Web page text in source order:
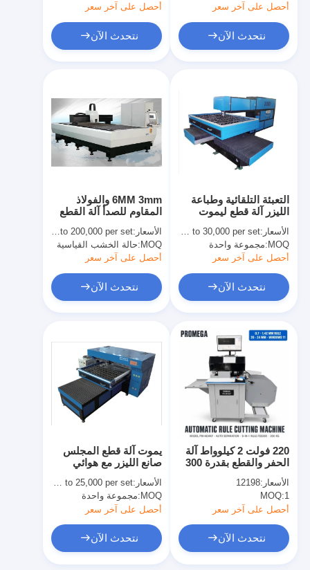
صناعيّ يرقّق آلة
آلة الطباعة التلقائية
وظيفة الصحافة المعدات
مستهلكات أخرى
آلة الوسم الليزر
آلة التغليف التلقائية
أحصل على آخر سعر
نتحدث الآن
أحصل على آخر سعر
نتحدث الآن
6MM 3mm والفولاذ
المقاوم للصدأ آلة القطع
لكرافت هدايا / أنابيب
الأسعار:USD 100,000 to 200,000 per set
MOQ: حالة الخشب القياسية
أحصل على آخر سعر
نتحدث الآن
التعبئة التلقائية وطباعة
الليزر آلة قطع ليموت
الأسعار:USD 25,000 to 30,000 per set
MOQ: مجموعة واحدة
أحصل على آخر سعر
نتحدث الآن
يموت آلة قطع المجلس
صانع الليزر مع هوائي
الشظية واللوحة العلوية
جهاز المتداول
الأسعار:USD 20,000 to 25,000 per set
MOQ: مجموعة واحدة
أحصل على آخر سعر
نتحدث الآن
220 فولت 2 كيلوواط آلة
الحفر والقطع بقدرة 300
كجم وضمان لمدة عام
واحد للتعبئة والتغليف
والطباعة
الأسعار:12198
MOQ:1
أحصل على آخر سعر
نتحدث الآن